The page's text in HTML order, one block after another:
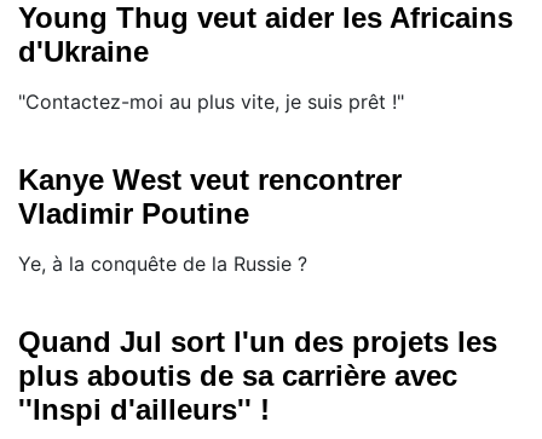
Young Thug veut aider les Africains
d'Ukraine
"Contactez-moi au plus vite, je suis prêt !"
Kanye West veut rencontrer
Vladimir Poutine
Ye, à la conquête de la Russie ?
Quand Jul sort l'un des projets les
plus aboutis de sa carrière avec
''Inspi d'ailleurs'' !